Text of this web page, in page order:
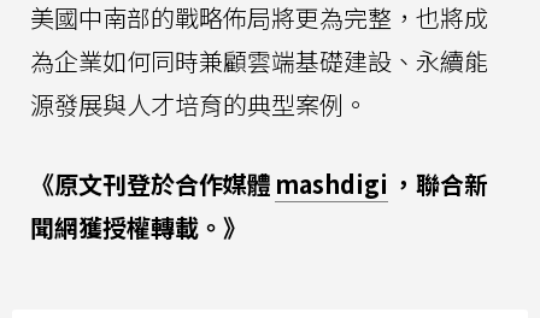
美國中南部的戰略佈局將更為完整，也將成
為企業如何同時兼顧雲端基礎建設、永續能
源發展與人才培育的典型案例。
《原文刊登於合作媒體 mashdigi ，聯合新
聞網獲授權轉載。》